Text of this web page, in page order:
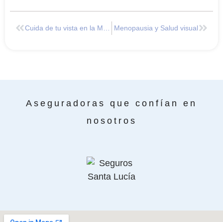
Menopausia y Salud visual
Aseguradoras que confían en
nosotros